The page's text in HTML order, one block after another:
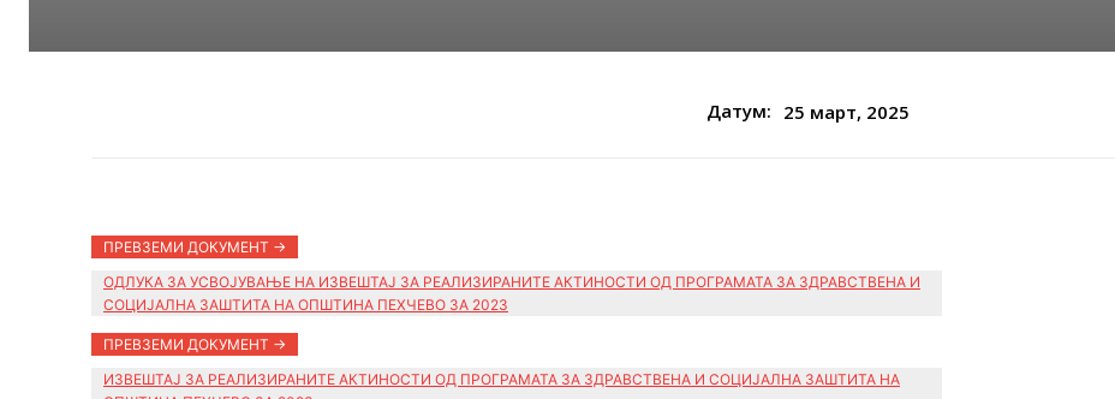
Датум: 25 март, 2025
ПРЕВЗЕМИ ДОКУМЕНТ ->
ОДЛУКА ЗА УСВОЈУВАЊЕ НА ИЗВЕШТАЈ ЗА РЕАЛИЗИРАНИТЕ АКТИНОСТИ ОД ПРОГРАМАТА ЗА ЗДРАВСТВЕНА И
СОЦИЈАЛНА ЗАШТИТА НА ОПШТИНА ПЕХЧЕВО ЗА 2023
ПРЕВЗЕМИ ДОКУМЕНТ ->
ИЗВЕШТАЈ ЗА РЕАЛИЗИРАНИТЕ АКТИНОСТИ ОД ПРОГРАМАТА ЗА ЗДРАВСТВЕНА И СОЦИЈАЛНА ЗАШТИТА НА